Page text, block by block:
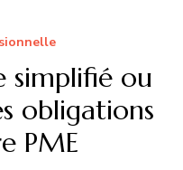
simplifié ou
obligations
PME